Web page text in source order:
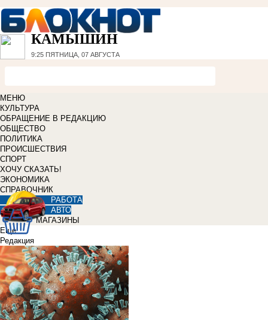
КАМЫШИН
9:25 ПЯТНИЦА, 07 АВГУСТА
МЕНЮ
КУЛЬТУРА
ОБРАЩЕНИЕ В РЕДАКЦИЮ
ОБЩЕСТВО
ПОЛИТИКА
ПРОИСШЕСТВИЯ
СПОРТ
ХОЧУ СКАЗАТЬ!
ЭКОНОМИКА
СПРАВОЧНИК
РАБОТА
АВТО
МАГАЗИНЫ
Еще
Редакция